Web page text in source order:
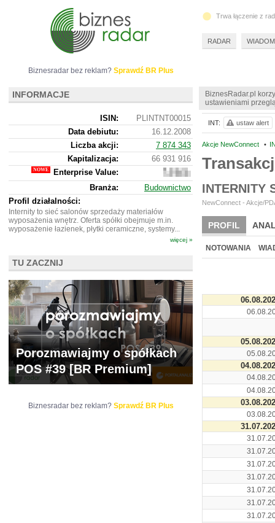
BiznesRadar.pl
ustawieniami
Akcje NewConnect •
INTERNITY
NewConnect - Akcje/
PROFIL
BR LAB
NOTOWANIA
INT: ustaw alert
Biznesradar bez reklam? Sprawdź BR Plus
INFORMACJE
ISIN:
PLINTNT00015
Data debiutu:
16.12.2008
Liczba akcji:
7 874 343
Kapitalizacja:
66 931 916
Enterprise Value:
927
916
Branża:
Budownictwo
Profil działalności:
Internity to sieć salonów sprzedaży materiałów
wyposażenia wnętrz. Oferta spółki obejmuje m.in.
wyposażenie łazienek, płytki ceramiczne, systemy...
więcej »
TU ZACZNIJ
Porozmawiajmy o spółkach
POS #39 [BR Premium]
Biznesradar bez reklam? Sprawdź BR Plus
Trwa łączenie z
RADAR